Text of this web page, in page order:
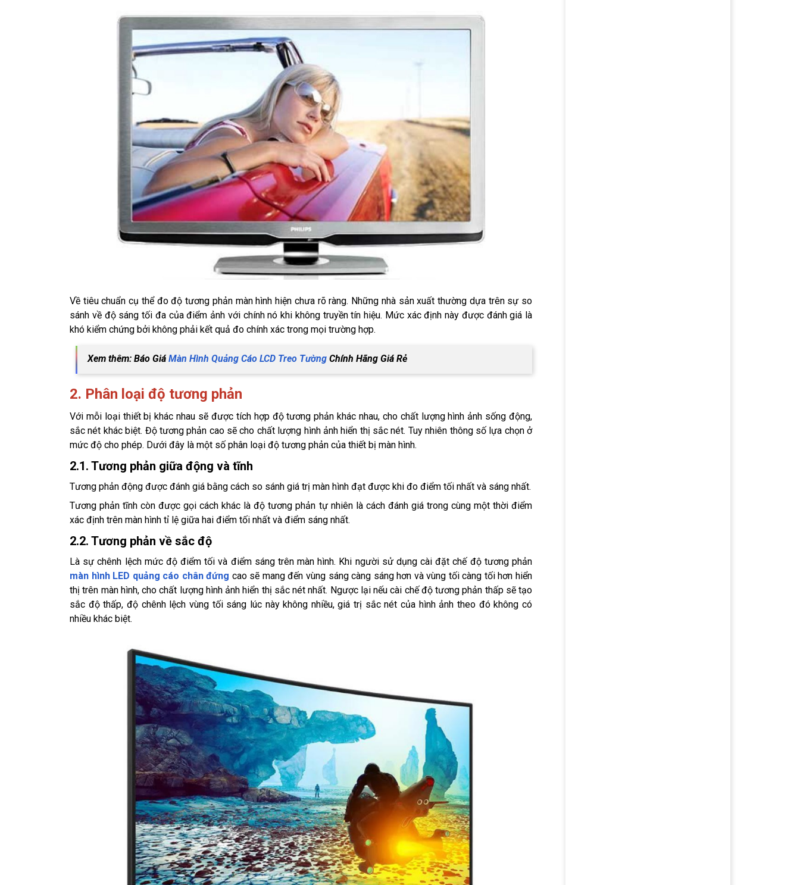
Về tiêu chuẩn cụ thể đo độ tương phản màn hình hiện chưa rõ ràng. Những nhà sản xuất thường dựa trên sự so
sánh về độ sáng tối đa của điểm ảnh với chính nó khi không truyền tín hiệu. Mức xác định này được đánh giá là
khó kiểm chứng bởi không phải kết quả đo chính xác trong mọi trường hợp.
Xem thêm: Báo Giá Màn Hình Quảng Cáo LCD Treo Tường Chính Hãng Giá Rẻ
2. Phân loại độ tương phản
Với mỗi loại thiết bị khác nhau sẽ được tích hợp độ tương phản khác nhau, cho chất lượng hình ảnh sống động,
sắc nét khác biệt. Độ tương phản cao sẽ cho chất lượng hình ảnh hiển thị sắc nét. Tuy nhiên thông số lựa chọn ở
mức độ cho phép. Dưới đây là một số phân loại độ tương phản của thiết bị màn hình.
2.1. Tương phản giữa động và tĩnh
Tương phản động được đánh giá bằng cách so sánh giá trị màn hình đạt được khi đo điểm tối nhất và sáng nhất.
Tương phản tĩnh còn được gọi cách khác là độ tương phản tự nhiên là cách đánh giá trong cùng một thời điểm
xác định trên màn hình tỉ lệ giữa hai điểm tối nhất và điểm sáng nhất.
2.2. Tương phản về sắc độ
Là sự chênh lệch mức độ điểm tối và điểm sáng trên màn hình. Khi người sử dụng cài đặt chế độ tương phản
màn hình LED quảng cáo chân đứng cao sẽ mang đến vùng sáng càng sáng hơn và vùng tối càng tối hơn hiển
thị trên màn hình, cho chất lượng hình ảnh hiển thị sắc nét nhất. Ngược lại nếu cài chế độ tương phản thấp sẽ tạo
sắc độ thấp, độ chênh lệch vùng tối sáng lúc này không nhiều, giá trị sắc nét của hình ảnh theo đó không có
nhiều khác biệt.